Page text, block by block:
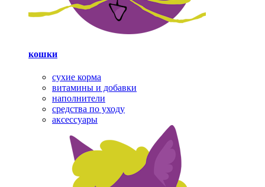
кошки
сухие корма
витамины и добавки
наполнители
средства по уходу
аксессуары